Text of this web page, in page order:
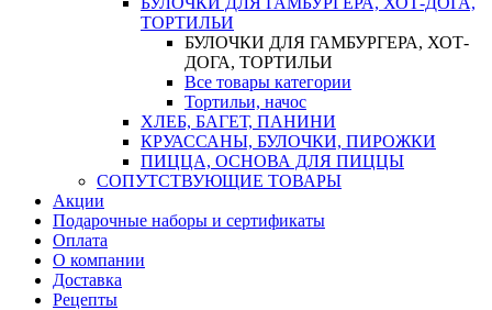
ТОРТИЛЬИ
БУЛОЧКИ ДЛЯ ГАМБУРГЕРА, ХОТ-
ДОГА, ТОРТИЛЬИ
Все товары категории
Тортильи, начос
ХЛЕБ, БАГЕТ, ПАНИНИ
КРУАССАНЫ, БУЛОЧКИ, ПИРОЖКИ
ПИЦЦА, ОСНОВА ДЛЯ ПИЦЦЫ
СОПУТСТВУЮЩИЕ ТОВАРЫ
Акции
Подарочные наборы и сертификаты
Оплата
О компании
Доставка
Рецепты